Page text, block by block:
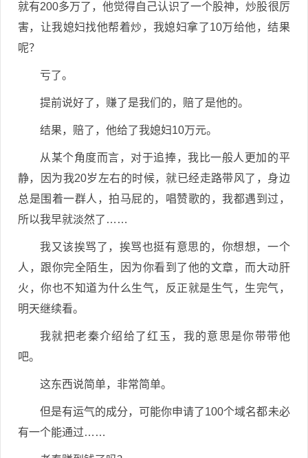
就有200多万了，他觉得自己认识了一个股神，炒股很厉
害，让我媳妇找他帮着炒，我媳妇拿了10万给他，结果
呢？
亏了。
提前说好了，赚了是我们的，赔了是他的。
结果，赔了，他给了我媳妇10万元。
从某个角度而言，对于追捧，我比一般人更加的平
静，因为我20岁左右的时候，就已经走路带风了，身边
总是围着一群人，拍马屁的，唱赞歌的，我都遇到过，
所以我早就淡然了……
我又该挨骂了，挨骂也挺有意思的，你想想，一个
人，跟你完全陌生，因为你看到了他的文章，而大动肝
火，你也不知道为什么生气，反正就是生气，生完气，
明天继续看。
我就把老秦介绍给了红玉，我的意思是你带带他
吧。
这东西说简单，非常简单。
但是有运气的成分，可能你申请了100个域名都未必
有一个能通过……